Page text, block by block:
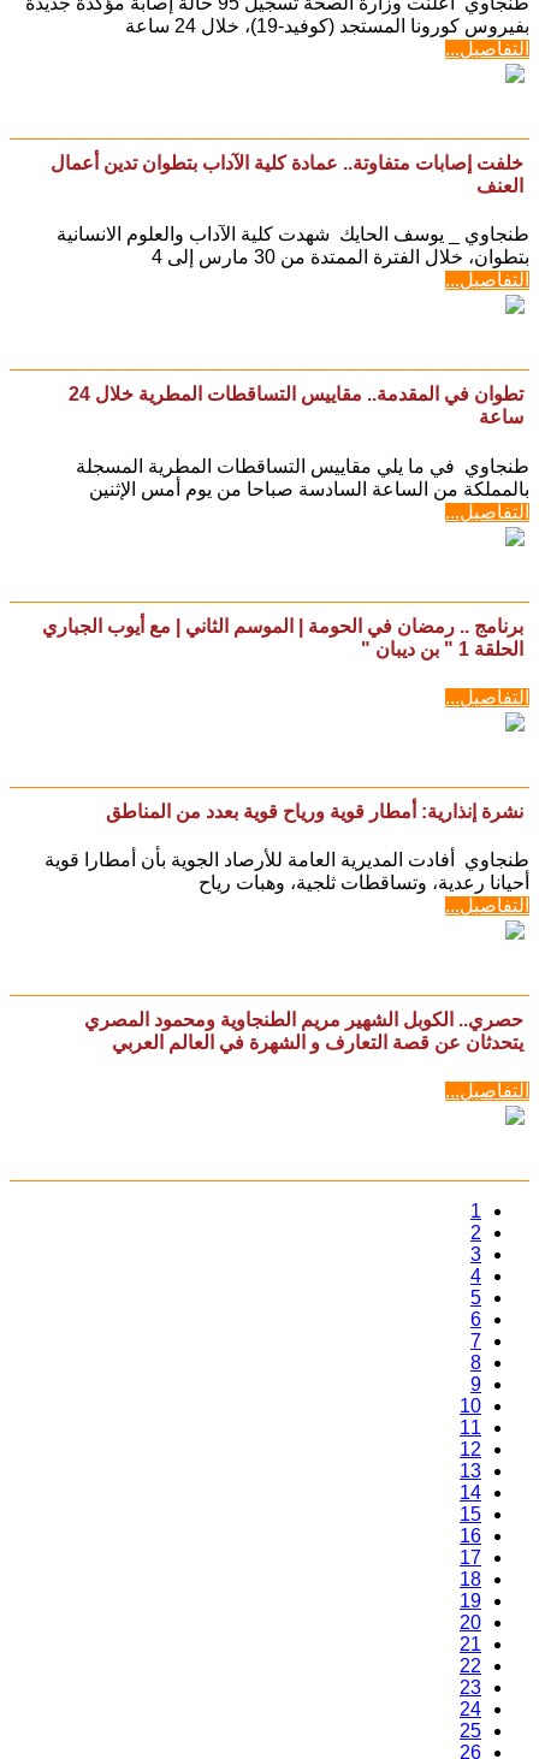
بفيروس كورونا المستجد (كوفيد-19)، خلال 24 ساعة
التفاصيل...
خلفت إصابات متفاوتة.. عمادة كلية الآداب بتطوان تدين أعمال
العنف
طنجاوي _ يوسف الحايك شهدت كلية الآداب والعلوم الانسانية
بتطوان، خلال الفترة الممتدة من 30 مارس إلى 4
التفاصيل...
تطوان في المقدمة.. مقاييس التساقطات المطرية خلال 24
ساعة
طنجاوي في ما يلي مقاييس التساقطات المطرية المسجلة
بالمملكة من الساعة السادسة صباحا من يوم أمس الإثنين
التفاصيل...
برنامج .. رمضان في الحومة | الموسم الثاني | مع أيوب الجباري
الحلقة 1 " بن ديبان "
التفاصيل...
نشرة إنذارية: أمطار قوية ورياح قوية بعدد من المناطق
طنجاوي أفادت المديرية العامة للأرصاد الجوية بأن أمطارا قوية
أحيانا رعدية، وتساقطات ثلجية، وهبات رياح
التفاصيل...
حصري.. الكوبل الشهير مريم الطنجاوية ومحمود المصري
يتحدثان عن قصة التعارف و الشهرة في العالم العربي
التفاصيل...
1
2
3
4
5
6
7
8
9
10
11
12
13
14
15
16
17
18
19
20
21
22
23
24
25
26